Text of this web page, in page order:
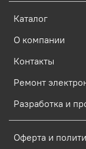
Каталог
О компании
Контакты
Ремонт
Разработка и
Оферта и